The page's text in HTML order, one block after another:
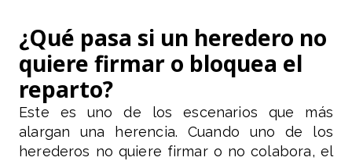
¿Qué pasa si un heredero no
quiere firmar o bloquea el
reparto?
Este es uno de los escenarios que más
alargan una herencia. Cuando uno de los
herederos no quiere firmar o no colabora, el